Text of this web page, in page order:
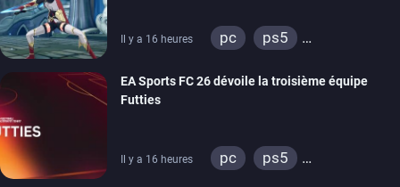
Il y a 16 heures pc
ps5
EA Sports FC 26 dévoile la troisième équipe
Futties
Il y a 16 heures pc
ps5